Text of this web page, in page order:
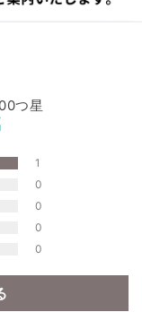
つ星
1
0
0
0
0